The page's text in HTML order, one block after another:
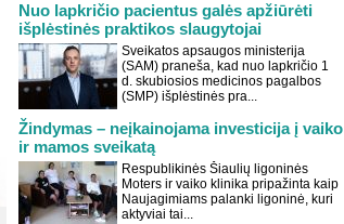
Nuo lapkričio pacientus galės apžiūrėti
išplėstinės praktikos slaugytojai
Sveikatos apsaugos ministerija
(SAM) praneša, kad nuo lapkričio 1
d. skubiosios medicinos pagalbos
(SMP) išplėstinės pra...
Žindymas – neįkainojama investicija į vaiko
ir mamos sveikatą
Respublikinės Šiaulių ligoninės
Moters ir vaiko klinika pripažinta kaip
Naujagimiams palanki ligoninė, kuri
aktyviai tai...